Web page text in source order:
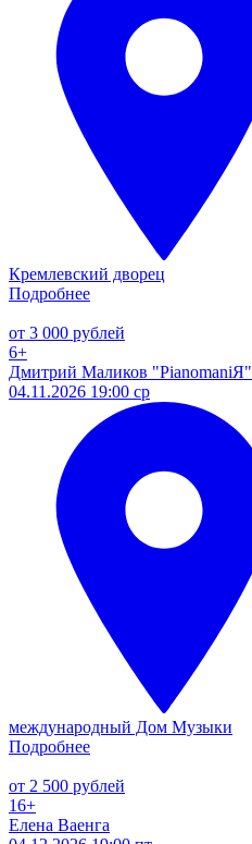
Кремлевский дворец
Подробнее
от 3 000 рублей
6+
Дмитрий Маликов "PianomaniЯ"
04.11.2026 19:00 ср
международный Дом Музыки
Подробнее
от 2 500 рублей
16+
Елена Ваенга